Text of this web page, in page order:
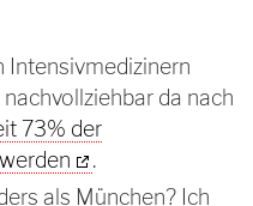
Intensivmedizinern
da nach
73% der
.
als München? Ich